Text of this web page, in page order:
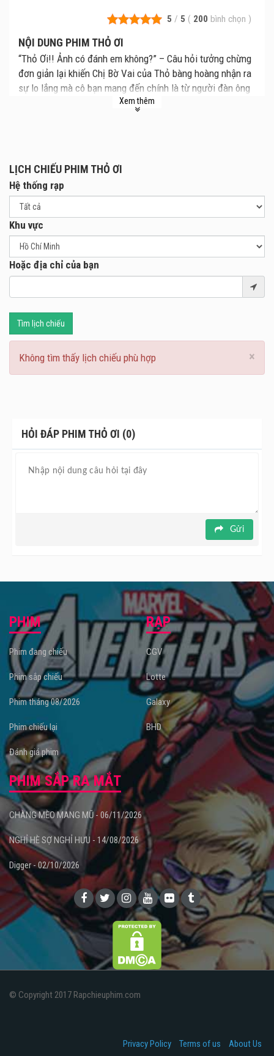
5 / 5 ( 200 bình chọn )
NỘI DUNG PHIM THỎ ƠI
“Thỏ Ơi!! Ảnh có đánh em không?” – Câu hỏi tưởng chừng
đơn giản lại khiến Chị Bờ Vai của Thỏ bàng hoàng nhận ra
sự lo lắng mà cô bạn mang đến chính là từ người đàn ông
nhân danh tình yêu để kiểm soát Thỏ.
Hãy cùng chờ đợi câu trả lời đầy bất ngờ tại rạp với Thỏ
Ơi!! vào mùng 1 Tết Nguyên Đán 2026 nhé!!
Xem thêm
LỊCH CHIẾU PHIM THỎ ƠI
Hệ thống rạp
Khu vực
Hoặc địa chỉ của bạn
Tìm lịch chiếu
×
Không tìm thấy lịch chiếu phù hợp
HỎI ĐÁP PHIM THỎ ƠI (0)
Gửi
PHIM
Phim đang chiếu
Phim sắp chiếu
Phim tháng 08/2026
Phim chiếu lại
Đánh giá phim
RẠP
CGV
Lotte
Galaxy
BHD
PHIM SẮP RA MẮT
CHÀNG MÈO MANG MŨ - 06/11/2026
NGHỈ HÈ SỢ NGHỈ HƯU - 14/08/2026
Digger - 02/10/2026
© Copyright 2017 Rapchieuphim.com
Privacy Policy Terms of us About Us